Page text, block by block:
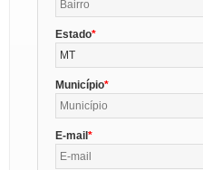
Estado
MT
Município
E-mail